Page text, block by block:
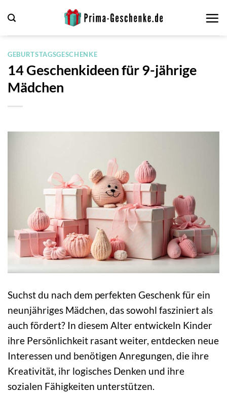
Inhalt
springen
GEBURTSTAGSGESCHENKE
14 Geschenkideen für 9-jährige
Mädchen
Suchst du nach dem perfekten Geschenk für ein
neunjähriges Mädchen, das sowohl fasziniert als
auch fördert? In diesem Alter entwickeln Kinder
ihre Persönlichkeit rasant weiter, entdecken neue
Interessen und benötigen Anregungen, die ihre
Kreativität, ihr logisches Denken und ihre
sozialen Fähigkeiten unterstützen.